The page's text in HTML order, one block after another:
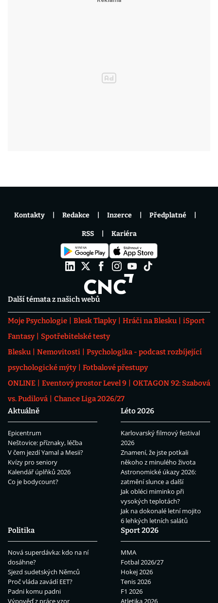
Další témata z našich webů
Moje Psychologie Blesk Tlapky Hráči na Blesku
iSport
Fantasy
Spotřebitelské testy
Blesku
Nemovitosti
Psychologika - podcast rozbíjející
psychologické mýty
Fotbalové přestupy
ONLINE
Eventový prostor Level 9
OKTAGON 92: Szabová
vs. Pudilová
Chance Liga 2026/27
Aktuálně
Epicentrum
Neštovice: příznaky, léčba
V čem jezdí Yamal a Mesii?
Kvízy pro seniory
Kalendář úplňků 2026
Co je bodycount?
Léto 2026
Karlovarský filmový festival
2026
Znamení, že jste potkali
někoho z minulého života
Astronomické úkazy 2026:
zatmění slunce a další
Jak obléci miminko při
vysokých teplotách?
Jak na dokonalé letní mojito
6 lehkých letních salátů
Politika
Nová superdávka: kdo na ní
dosáhne?
Sjezd sudetských Němců
Proč vláda zavádí EET?
Padni komu padni
Výpověď z práce vzor
Sport 2026
MMA
Fotbal 2026/27
Hokej 2026
Tenis 2026
F1 2026
Atletika 2026
Kontakty Redakce Inzerce Předplatné
RSS Kariéra